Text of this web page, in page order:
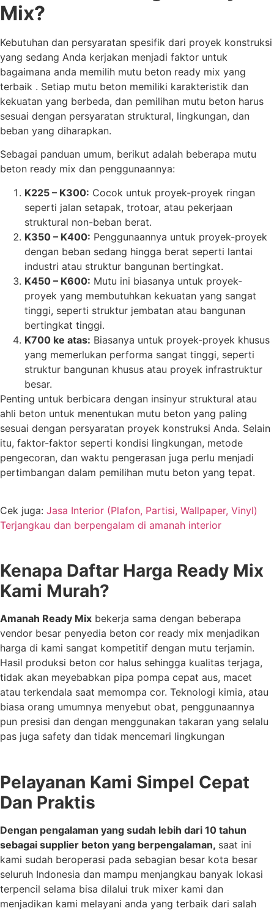
Mix?
Kebutuhan dan persyaratan spesifik dari proyek konstruksi
yang sedang Anda kerjakan menjadi faktor untuk
bagaimana anda memilih mutu beton ready mix yang
terbaik . Setiap mutu beton memiliki karakteristik dan
kekuatan yang berbeda, dan pemilihan mutu beton harus
sesuai dengan persyaratan struktural, lingkungan, dan
beban yang diharapkan.
Sebagai panduan umum, berikut adalah beberapa mutu
beton ready mix dan penggunaannya:
K225 – K300: Cocok untuk proyek-proyek ringan
seperti jalan setapak, trotoar, atau pekerjaan
struktural non-beban berat.
K350 – K400: Penggunaannya untuk proyek-proyek
dengan beban sedang hingga berat seperti lantai
industri atau struktur bangunan bertingkat.
K450 – K600: Mutu ini biasanya untuk proyek-
proyek yang membutuhkan kekuatan yang sangat
tinggi, seperti struktur jembatan atau bangunan
bertingkat tinggi.
K700 ke atas: Biasanya untuk proyek-proyek khusus
yang memerlukan performa sangat tinggi, seperti
struktur bangunan khusus atau proyek infrastruktur
besar.
Penting untuk berbicara dengan insinyur struktural atau
ahli beton untuk menentukan mutu beton yang paling
sesuai dengan persyaratan proyek konstruksi Anda. Selain
itu, faktor-faktor seperti kondisi lingkungan, metode
pengecoran, dan waktu pengerasan juga perlu menjadi
pertimbangan dalam pemilihan mutu beton yang tepat.
Cek juga: Jasa Interior (Plafon, Partisi, Wallpaper, Vinyl)
Terjangkau dan berpengalam di amanah interior
Kenapa Daftar Harga Ready Mix
Kami Murah?
Amanah Ready Mix bekerja sama dengan beberapa
vendor besar penyedia beton cor ready mix menjadikan
harga di kami sangat kompetitif dengan mutu terjamin.
Hasil produksi beton cor halus sehingga kualitas terjaga,
tidak akan meyebabkan pipa pompa cepat aus, macet
atau terkendala saat memompa cor. Teknologi kimia, atau
biasa orang umumnya menyebut obat, penggunaannya
pun presisi dan dengan menggunakan takaran yang selalu
pas juga safety dan tidak mencemari lingkungan
Pelayanan Kami Simpel Cepat
Dan Praktis
Dengan pengalaman yang sudah lebih dari 10 tahun
sebagai supplier beton yang berpengalaman, saat ini
kami sudah beroperasi pada sebagian besar kota besar
seluruh Indonesia dan mampu menjangkau banyak lokasi
terpencil selama bisa dilalui truk mixer kami dan
menjadikan kami melayani anda yang terbaik dari salah